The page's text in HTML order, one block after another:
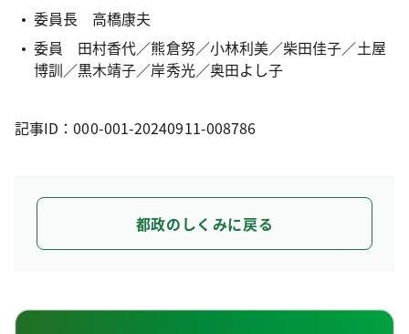
委員長 高橋康夫
委員 田村香代／熊倉努／小林利美／柴田佳子／土屋
博訓／黒木靖子／岸秀光／奥田よし子
記事ID：000-001-20240911-008786
都政のしくみに戻る